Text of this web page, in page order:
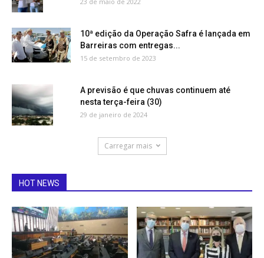
10ª edição da Operação Safra é lançada em
Barreiras com entregas...
15 de setembro de 2023
A previsão é que chuvas continuem até
nesta terça-feira (30)
29 de janeiro de 2024
Carregar mais
HOT NEWS